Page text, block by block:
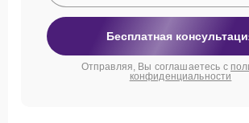
Бесплатная
Отправляя, Вы соглашаетесь с
конфиденциальности